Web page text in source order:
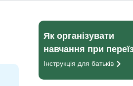
Як організувати
навчання при
Інструкція для батьків